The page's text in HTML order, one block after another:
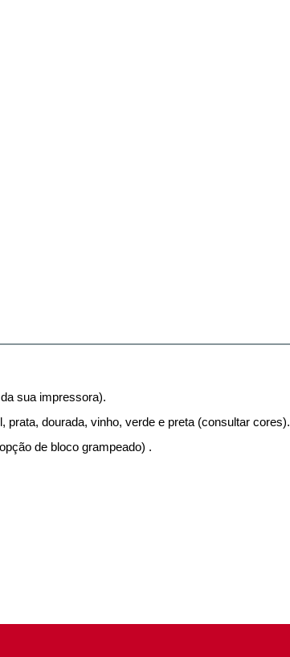
sua impressora).
dourada, vinho, verde e preta (consultar cores).
de bloco grampeado) .